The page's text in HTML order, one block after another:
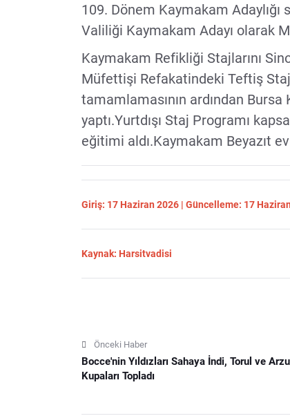
109. Dönem Kaymakam Adaylığı
Valiliği Kaymakam Adayı olarak
Kaymakam Refikliği Stajlarını
Müfettişi Refakatindeki Teftiş
tamamlamasının ardından
yaptı.Yurtdışı Staj Programı
eğitimi aldı.Kaymakam Beyazıt
Giriş: 17 Haziran 2026 | Güncelleme: 17
Kaynak: Harsitvadisi
Önceki Haber
Bocce'nin Yıldızları Sahaya İndi, Torul ve
Kupaları Topladı